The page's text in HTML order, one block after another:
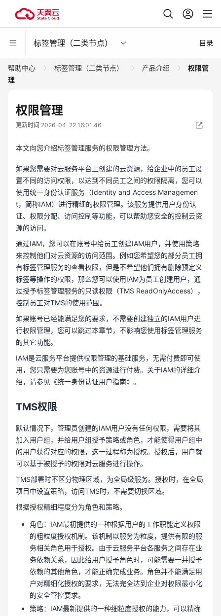
标签管理（二类节点） 目录
帮助中心 标签管理（二类节点） 产品介绍
权限管
理
权限管理
更新时间 2026-04-22 16:01:46
本文向您介绍标签管理服务的权限管理方法。
如果您需要对云服务平台上创建的云资源，给企业中的员工设
置不同的访问权限，以达到不同员工之间的权限隔离，您可以
使用统一身份认证服务（Identity and Access Managemen
t，简称IAM）进行精细的权限管理。该服务提供用户身份认
证、权限分配、访问控制等功能，可以帮助您安全的控制云资
源的访问。
通过IAM，您可以在账号中给员工创建IAM用户，并使用策略
来控制他们对云资源的访问范围。例如您希望您的部分员工拥
有标签管理服务的查看权限，但是不希望他们拥有删除预定义
标签等操作的权限，那么您可以使用IAM为员工创建用户，通
过授予标签管理服务的只读权限（TMS ReadOnlyAccess），
控制员工对TMS的使用范围。
如果账号已经能满足您的要求，不需要创建独立的IAM用户进
行权限管理，您可以跳过本章节，不影响您使用标签管理服务
的其它功能。
IAM是云服务平台提供权限管理的基础服务，无需付费即可使
用，您只需要为您账号中的资源进行付费。关于IAM的详细介
绍，请参见《统一身份认证用户指南》。
TMS权限
默认情况下，管理员创建的IAM用户没有任何权限，需要将其
加入用户组，并给用户组授予策略或角色，才能使得用户组中
的用户获得对应的权限，这一过程称为授权。授权后，用户就
可以基于被授予的权限对云服务进行操作。
TMS部署时不区分物理区域，为全局级服务。授权时，在全局
项目中设置策略，访问TMS时，不需要切换区域。
根据授权精细程度分为角色和策略。
角色：IAM最初提供的一种根据用户的工作职能定义权限
的粗粒度授权机制。该机制以服务为粒度，提供有限的服
务相关角色用于授权。由于云服务平台各服务之间存在业
务依赖关系，因此给用户授予角色时，可能需要一并授予
依赖的其他角色，才能正确完成业务。角色并不能满足用
户对精细化授权的要求，无法完全达到企业对权限最小化
的安全管控要求。
策略：IAM最新提供的一种细粒度授权的能力，可以精确